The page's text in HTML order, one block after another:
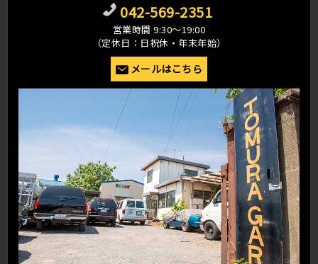
042-569-2351
営業時間 9:30〜19:00
（定休日：日祝休・年末年始）
メールはこちら